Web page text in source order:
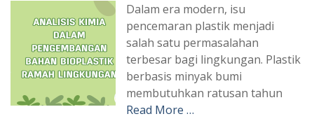
Dalam era modern, isu
pencemaran plastik menjadi
salah satu permasalahan
terbesar bagi lingkungan. Plastik
berbasis minyak bumi
membutuhkan ratusan tahun
Read More …